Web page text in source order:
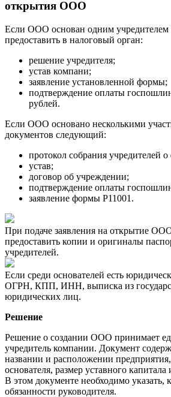
открытия ООО
Если ООО основан одним учредителем
предоставить в налоговый орган:
решение учредителя;
устав компани;
заявление установленной формы;
подтверждение оплаты
рублей.
Если ООО основано несколькими
документов следующий:
протокол собрания учредителей
устав;
договор об учреждении;
подтверждение оплаты
заявление формы Р11001.
При подаче заявления на открытие
предоставить копии и оригиналы
учредителей.
Если среди основателей есть
ОГРН, КПП, ИНН, выписка из
юридических лиц.
Решение
Решение о создании ООО принимает
учредитель компании. Документ
названии и расположении
основателя, размер уставного
В этом документе необходимо указать,
обязанности руководителя.